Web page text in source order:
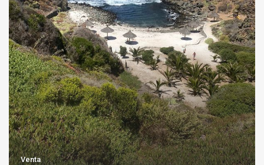
Venta